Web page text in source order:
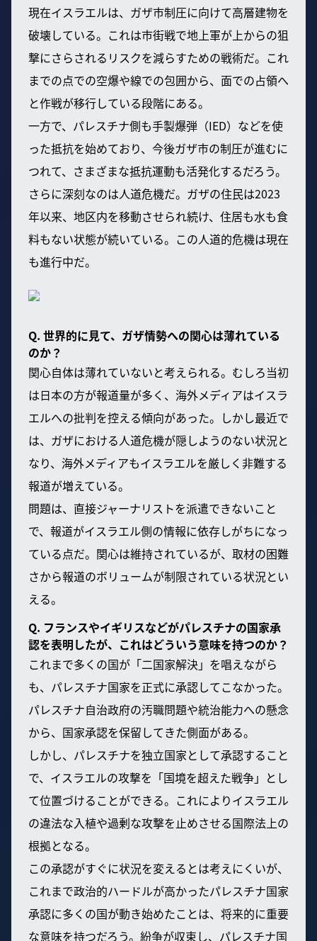
現在イスラエルは、ガザ市制圧に向けて高層建物を
破壊している。これは市街戦で地上軍が上からの狙
撃にさらされるリスクを減らすための戦術だ。これ
までの点での空爆や線での包囲から、面での占領へ
と作戦が移行している段階にある。
一方で、パレスチナ側も手製爆弾（IED）などを使
った抵抗を始めており、今後ガザ市の制圧が進むに
つれて、さまざまな抵抗運動も活発化するだろう。
さらに深刻なのは人道危機だ。ガザの住民は2023
年以来、地区内を移動させられ続け、住居も水も食
料もない状態が続いている。この人道的危機は現在
も進行中だ。
Q. 世界的に見て、ガザ情勢への関心は薄れている
のか？
関心自体は薄れていないと考えられる。むしろ当初
は日本の方が報道量が多く、海外メディアはイスラ
エルへの批判を控える傾向があった。しかし最近で
は、ガザにおける人道危機が隠しようのない状況と
なり、海外メディアもイスラエルを厳しく非難する
報道が増えている。
問題は、直接ジャーナリストを派遣できないこと
で、報道がイスラエル側の情報に依存しがちになっ
ている点だ。関心は維持されているが、取材の困難
さから報道のボリュームが制限されている状況とい
える。
Q. フランスやイギリスなどがパレスチナの国家承
認を表明したが、これはどういう意味を持つのか？
これまで多くの国が「二国家解決」を唱えながら
も、パレスチナ国家を正式に承認してこなかった。
パレスチナ自治政府の汚職問題や統治能力への懸念
から、国家承認を保留してきた側面がある。
しかし、パレスチナを独立国家として承認すること
で、イスラエルの攻撃を「国境を超えた戦争」とし
て位置づけることができる。これによりイスラエル
の違法な入植や過剰な攻撃を止めさせる国際法上の
根拠となる。
この承認がすぐに状況を変えるとは考えにくいが、
これまで政治的ハードルが高かったパレスチナ国家
承認に多くの国が動き始めたことは、将来的に重要
な意味を持つだろう。紛争が収束し、パレスチナ国